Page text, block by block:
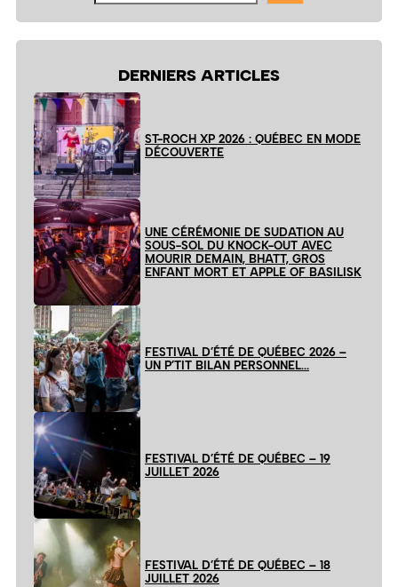
DERNIERS ARTICLES
ST-ROCH XP 2026 : QUÉBEC EN MODE
DÉCOUVERTE
UNE CÉRÉMONIE DE SUDATION AU
SOUS-SOL DU KNOCK-OUT AVEC
MOURIR DEMAIN, BHATT, GROS
ENFANT MORT ET APPLE OF BASILISK
FESTIVAL D’ÉTÉ DE QUÉBEC 2026 –
UN P’TIT BILAN PERSONNEL…
FESTIVAL D’ÉTÉ DE QUÉBEC – 19
JUILLET 2026
FESTIVAL D’ÉTÉ DE QUÉBEC – 18
JUILLET 2026